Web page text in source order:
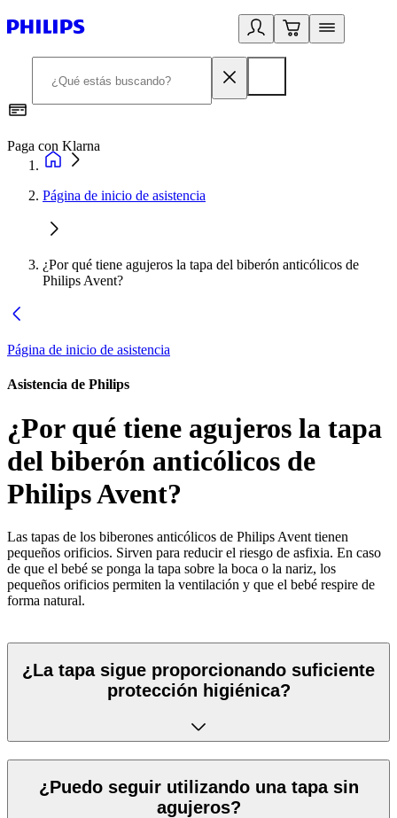
Paga con Klarna
Página de inicio de asistencia
¿Por qué tiene agujeros la tapa del biberón anticólicos de
Philips Avent?
Página de inicio de asistencia
Asistencia de Philips
¿Por qué tiene agujeros la tapa
del biberón anticólicos de
Philips Avent?
Las tapas de los biberones anticólicos de Philips Avent tienen
pequeños orificios. Sirven para reducir el riesgo de asfixia. En caso
de que el bebé se ponga la tapa sobre la boca o la nariz, los
pequeños orificios permiten la ventilación y que el bebé respire de
forma natural.
¿La tapa sigue proporcionando suficiente
protección higiénica?
¿Puedo seguir utilizando una tapa sin
agujeros?